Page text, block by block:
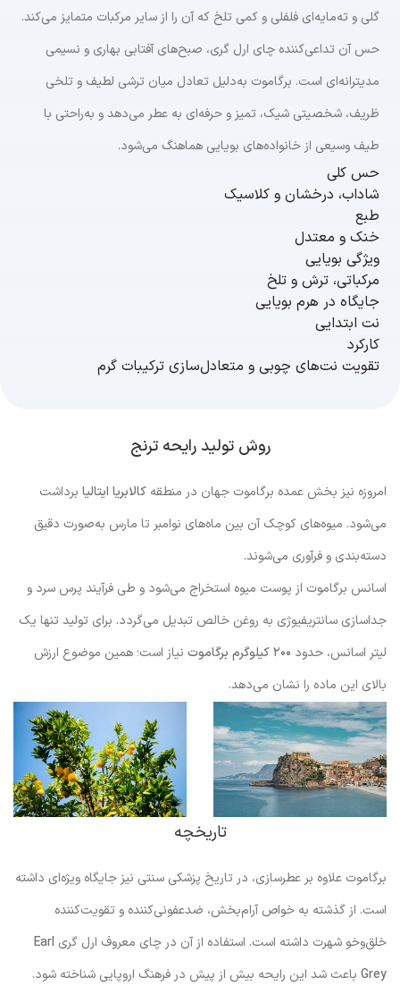
گلی و ته‌مایه‌ای فلفلی و کمی تلخ که آن را از سایر مرکبات متمایز می‌کند.
حس آن تداعی‌کننده چای ارل گری، صبح‌های آفتابی بهاری و نسیمی
مدیترانه‌ای است. برگاموت به‌دلیل تعادل میان ترشی لطیف و تلخی
ظریف، شخصیتی شیک، تمیز و حرفه‌ای به عطر می‌دهد و به‌راحتی با
طیف وسیعی از خانواده‌های بویایی هماهنگ می‌شود.
حس کلی
شاداب، درخشان و کلاسیک
طبع
خنک و معتدل
ویژگی بویایی
مرکباتی، ترش‌ و تلخ
جایگاه در هرم بویایی
نت ابتدایی
کارکرد
تقویت نت‌های چوبی و متعادل‌سازی ترکیبات گرم
روش تولید رایحه ترنج
امروزه نیز بخش عمده برگاموت جهان در منطقه کالابریا ایتالیا برداشت
می‌شود. میوه‌های کوچک آن بین ماه‌های نوامبر تا مارس به‌صورت دقیق
دسته‌بندی و فرآوری می‌شوند.
اسانس برگاموت از پوست میوه استخراج می‌شود و طی فرآیند پرس سرد و
جداسازی سانتریفیوژی به روغن خالص تبدیل می‌گردد. برای تولید تنها یک
لیتر اسانس، حدود ۲۰۰ کیلوگرم برگاموت
نیاز است؛ همین موضوع ارزش
بالای این ماده را نشان می‌دهد.
تاریخچه
برگاموت علاوه بر عطرسازی، در تاریخ پزشکی سنتی نیز جایگاه ویژه‌ای داشته
است. از گذشته به خواص آرام‌بخش، ضدعفونی‌کننده و تقویت‌کننده
خلق‌وخو شهرت داشته است. استفاده از آن در چای معروف ارل گری Earl
Grey باعث شد این رایحه بیش از پیش در فرهنگ اروپایی شناخته شود.